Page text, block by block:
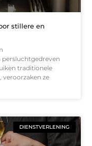
stillere en
persluchtgedreven
traditionele
veroorzaken ze
DIENSTVERLENING